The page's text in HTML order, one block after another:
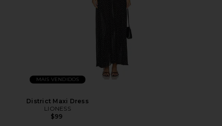
MAIS VENDIDOS
District Maxi Dress
LIONESS
$99